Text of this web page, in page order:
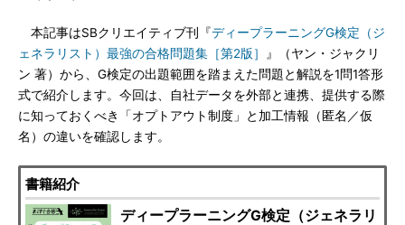
本記事はSBクリエイティブ刊『ディープラーニングG検定（ジ
ェネラリスト）最強の合格問題集［第2版］
』（ヤン・ジャクリ
ン 著）から、G検定の出題範囲を踏まえた問題と解説を1問1答形
式で紹介します。今回は、自社データを外部と連携、提供する際
に知っておくべき「オプトアウト制度」と加工情報（匿名／仮
名）の違いを確認します。
書籍紹介
ディープラーニングG検定（ジェネラリ